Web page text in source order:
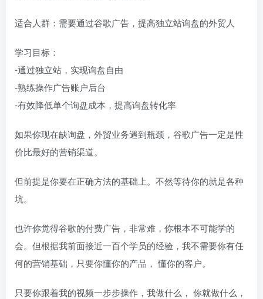
适合人群：需要通过谷歌广告，提高独立站询盘的外贸人
学习目标：
-通过独立站，实现询盘自由
-熟练操作广告账户后台
-有效降低单个询盘成本，提高询盘转化率
如果你现在缺询盘，外贸业务遇到瓶颈，谷歌广告一定是性
价比最好的营销渠道。
但前提是你要在正确方法的基础上。不然等待你的就是各种
坑。
也许你觉得谷歌的付费广告，非常难，你根本不可能学的
会。但根据我前面接近一百个学员的经验，我不需要你有任
何的营销基础，只要你懂你的产品， 懂你的客户。
只要你跟着我的视频一步步操作，我做什么， 你就做什么，